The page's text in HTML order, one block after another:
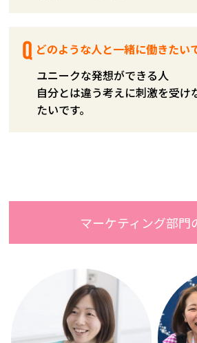
どのような人と一緒に働きたい
ユニークな発想ができる人
自分とは違う考えに刺激を受け
たいです。
マーケティング部門